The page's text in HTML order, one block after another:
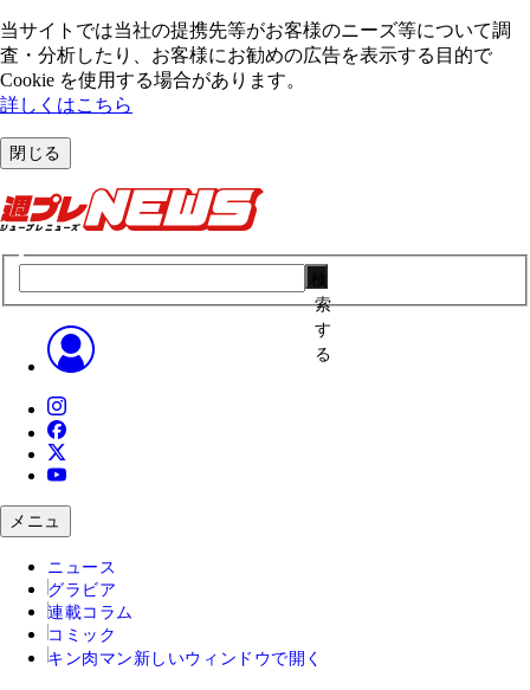
当サイトでは当社の提携先等がお客様のニーズ等について調
査・分析したり、お客様にお勧めの広告を表⽰する⽬的で
Cookie を使⽤する場合があります。
詳しくはこちら
閉じる
索
す
る
メニュ
ニュース
グラビア
連載コラム
コミック
キン肉マン 新しいウィンドウで開く